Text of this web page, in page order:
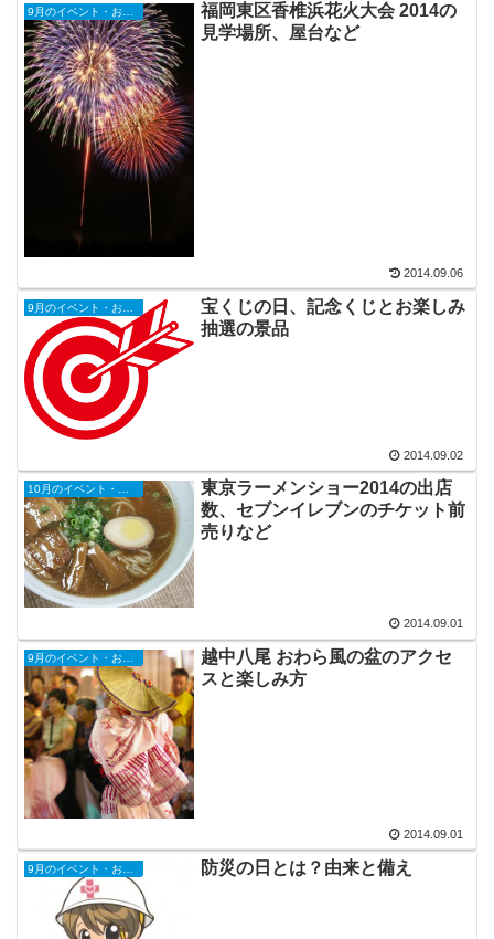
9月のイベント・お祭り
福岡東区香椎浜花火大会 2014の
見学場所、屋台など
2014.09.06
宝くじの日、記念くじとお楽しみ
抽選の景品
2014.09.02
10月のイベント・お祭り
東京ラーメンショー2014の出店
数、セブンイレブンのチケット前
売りなど
2014.09.01
越中八尾 おわら風の盆のアクセ
スと楽しみ方
2014.09.01
防災の日とは？由来と備え